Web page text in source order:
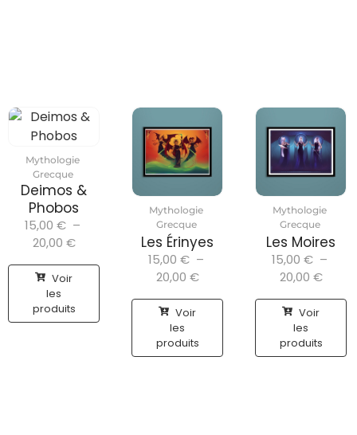
Mythologie
Grecque
Deimos &
Phobos
15,00 € –
20,00 €
Voir
les
produits
Mythologie
Grecque
Les Érinyes
15,00 € –
20,00 €
Voir
les
produits
Mythologie
Grecque
Les Moires
15,00 € –
20,00 €
Voir
les
produits